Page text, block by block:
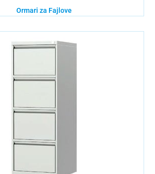
Ormari za Fajlove